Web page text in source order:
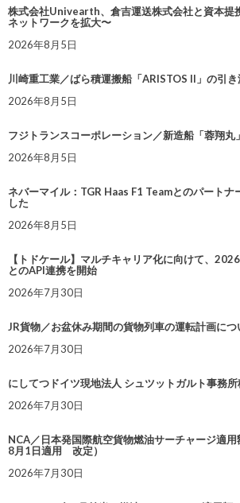
株式会社Univearth、倉吉運送株式会社と資本提
ネットワークを拡大〜
2026年8月5日
川崎重工業／ばら積運搬船「ARISTOS II」の引き
2026年8月5日
フジトランスコーポレーション／新造船「蓉翔丸
2026年8月5日
ネバーマイル：TGR Haas F1 Teamとのパートナ
した
2026年8月5日
【トドケール】マルチキャリア化に向けて、
とのAPI連携を開始
2026年7月30日
JR貨物／お盆休み期間の貨物列車の運転計画につ
2026年7月30日
にしてつドイツ現地法人 シュツットガルト事務
2026年7月30日
NCA／日本発国際航空貨物燃油サーチャージ適
8月1日適用 改定）
2026年7月30日